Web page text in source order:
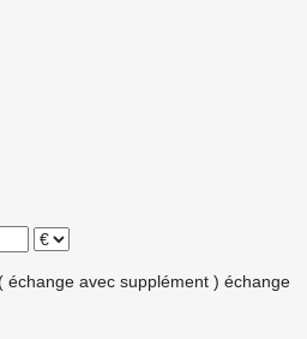
échange avec supplément ) échange